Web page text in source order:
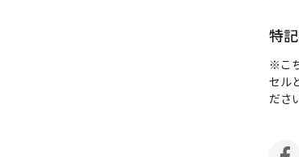
特
※こ
セル
ださ